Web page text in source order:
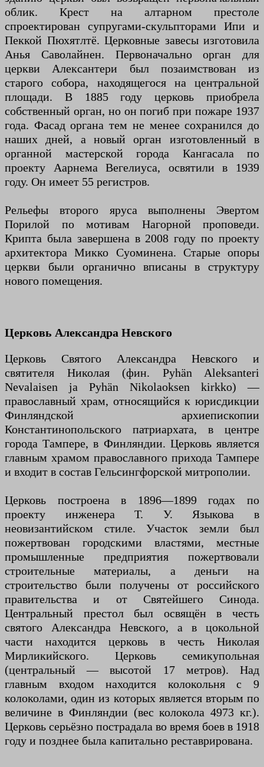
облик. Крест на алтарном престоле
спроектирован супругами-скульпторами Ипи и
Пеккой Пюхятлтё. Церковные завесы изготовила
Анья Саволайнен. Первоначально орган для
церкви Алексантери был позаимствован из
старого собора, находящегося на центральной
площади. В 1885 году церковь приобрела
собственный орган, но он погиб при пожаре 1937
года. Фасад органа тем не менее сохранился до
наших дней, а новый орган изготовленный в
органной мастерской города Кангасала по
проекту Аарнема Вегелиуса, освятили в 1939
году. Он имеет 55 регистров.
Рельефы второго яруса выполнены Эвертом
Порилой по мотивам Нагорной проповеди.
Крипта была завершена в 2008 году по проекту
архитектора Микко Суоминена. Старые опоры
церкви были органично вписаны в структуру
нового помещения.
Церковь Александра Невского
Церковь Святого Александра Невского и
святителя Николая (фин. Pyhän Aleksanteri
Nevalaisen ja Pyhän Nikolaoksen kirkko) —
православный храм, относящийся к юрисдикции
Финляндской архиепископии
Константинопольского патриархата, в центре
города Тампере, в Финляндии. Церковь является
главным храмом православного прихода Тампере
и входит в состав Гельсингфорской митрополии.
Церковь построена в 1896—1899 годах по
проекту инженера Т. У. Языкова в
неовизантийском стиле. Участок земли был
пожертвован городскими властями, местные
промышленные предприятия пожертвовали
строительные материалы, а деньги на
строительство были получены от российского
правительства и от Святейшего Синода.
Центральный престол был освящён в честь
святого Александра Невского, а в цокольной
части находится церковь в честь Николая
Мирликийского. Церковь семикупольная
(центральный — высотой 17 метров). Над
главным входом находится колокольня с 9
колоколами, один из которых является вторым по
величине в Финляндии (вес колокола 4973 кг.).
Церковь серьёзно пострадала во время боев в 1918
году и позднее была капитально реставрирована.